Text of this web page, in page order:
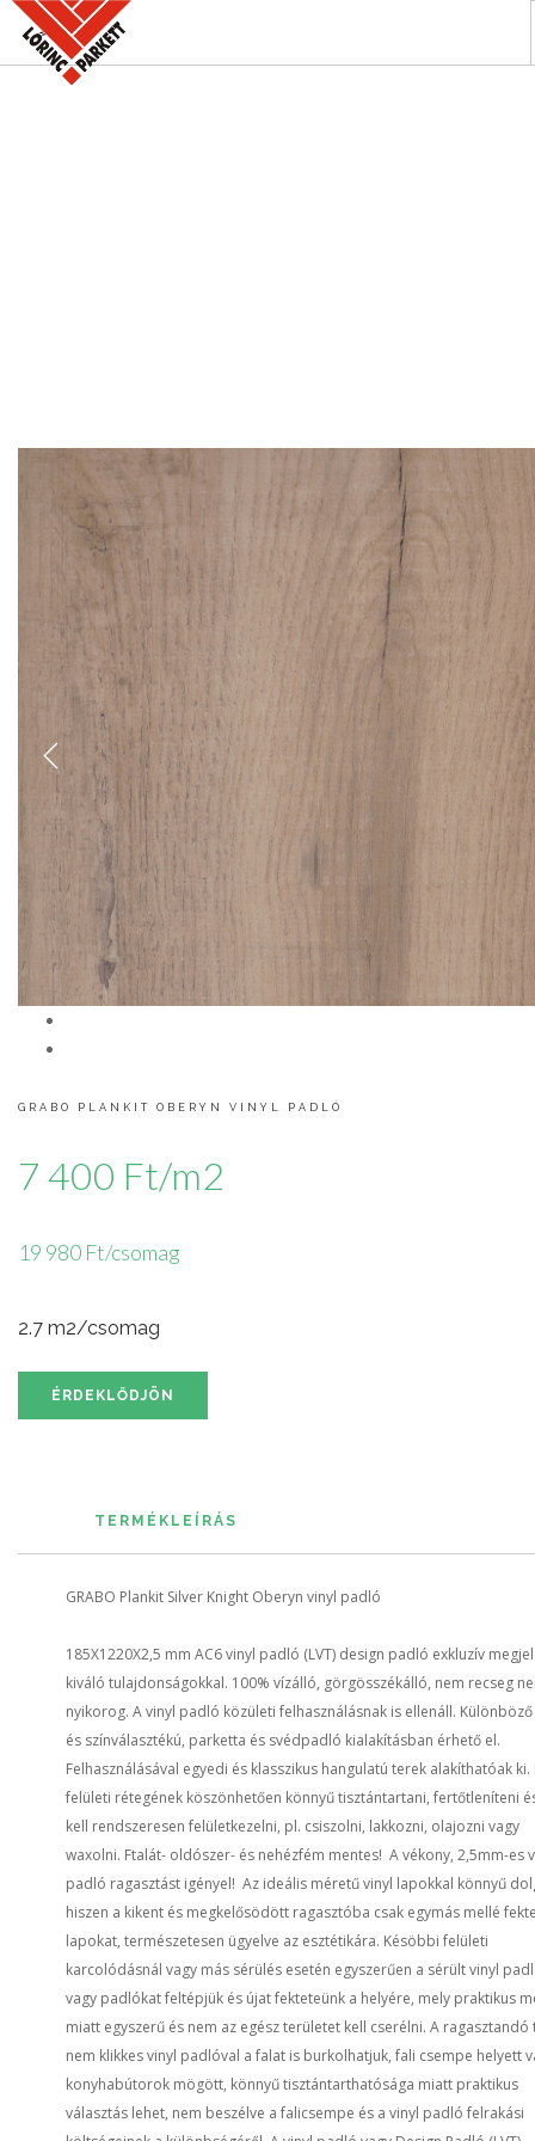
Previous
GRABO PLANKIT OBERYN VINYL PADLÓ
7 400 Ft/m2
19 980 Ft/csomag
2.7 m2/csomag
ÉRDEKLŐDJÖN
TERMÉKLEÍRÁS
GRABO Plankit Silver Knight Oberyn vinyl padló
185X1220X2,5 mm AC6 vinyl padló (LVT) design padló exkluzív
kiváló tulajdonságokkal. 100% vízálló, görgösszékálló, nem recseg
nyikorog. A vinyl padló közületi felhasználásnak is ellenáll.
és színválasztékú, parketta és svédpadló kialakításban érhető el.
Felhasználásával egyedi és klasszikus hangulatú terek alakíthatóak ki.
felületi rétegének köszönhetően könnyű tisztántartani, fertőtleníteni
kell rendszeresen felületkezelni, pl. csiszolni, lakkozni, olajozni vagy
waxolni. Ftalát- oldószer- és nehézfém mentes! A vékony, 2,5mm-es
padló ragasztást igényel! Az ideális méretű vinyl lapokkal könnyű
hiszen a kikent és megkelősödött ragasztóba csak egymás mellé
lapokat, természetesen ügyelve az esztétikára. Késöbbi felületi
karcolódásnál vagy más sérülés esetén egyszerűen a sérült vinyl
vagy padlókat feltépjük és újat fekteteünk a helyére, mely praktikus
miatt egyszerű és nem az egész területet kell cserélni. A ragasztandó
nem klikkes vinyl padlóval a falat is burkolhatjuk, fali csempe helyett
konyhabútorok mögött, könnyű tisztántarthatósága miatt praktikus
választás lehet, nem beszélve a falicsempe és a vinyl padló felrakási